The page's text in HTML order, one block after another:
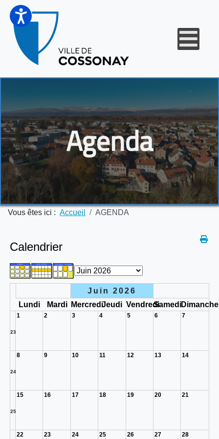
Agenda
Vous êtes ici : Accueil AGENDA
Calendrier
Juin 2026
Lundi
Mardi MercrediJeudi VendrediSamediDimanche
23
1 2 3 4 5 6 7
24
8 9 10 11 12 13 14
25
15 16 17 18 19 20 21
22 23 24 25 26 27 28